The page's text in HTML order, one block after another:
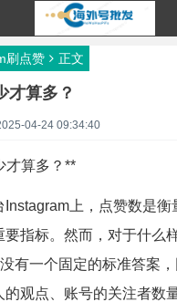
刷点赞 正文
才算多？
04-24 09:34:40
才算多？**
Instagram上，点赞数是衡
要指标。然而，对于什么
没有一个固定的标准答案
的观点、账号的关注者数